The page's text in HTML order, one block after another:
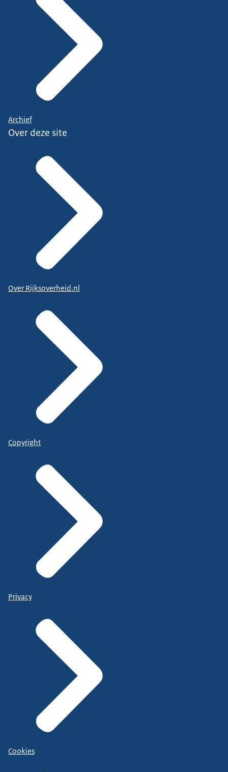
Archief
Over deze site
Over Rijksoverheid.nl
Copyright
Privacy
Cookies